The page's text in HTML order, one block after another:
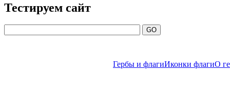
Тестируем сайт
Гербы и флагиИконки флагиO